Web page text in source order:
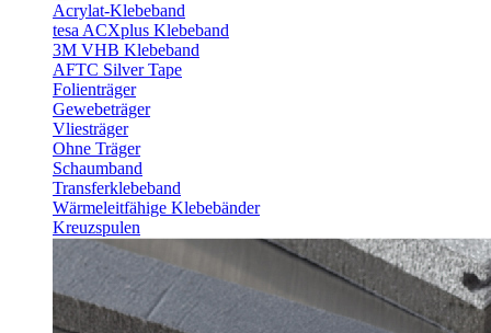
Acrylat-Klebeband
tesa ACXplus Klebeband
3M VHB Klebeband
AFTC Silver Tape
Folienträger
Gewebeträger
Vliesträger
Ohne Träger
Schaumband
Transferklebeband
Wärmeleitfähige Klebebänder
Kreuzspulen